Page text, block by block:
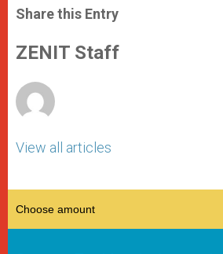
t
s
p
p
s
e
g
e
e
b
o
k
Share this Entry
ZENIT Staff
View all articles